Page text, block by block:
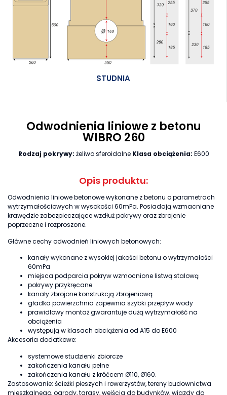
STUDNIA
Odwodnienia liniowe z betonu
WIBRO 260
Rodzaj pokrywy: żeliwo sferoidalne Klasa obciążenia: E600
Opis produktu:
Odwodnienia liniowe betonowe wykonane z betonu o parametrach
wytrzymałościowych w wysokości 60mPa. Posiadają wzmacniane
krawędzie zabezpieczające wzdłuż pokrywy oraz zbrojenie
poprzeczne i rozproszone.
Główne cechy odwodnień liniowych betonowych:
kanały wykonane z wysokiej jakości betonu o wytrzymałości
60mPa
miejsca podparcia pokryw wzmocnione listwą stalową
pokrywy przykręcane
kanały zbrojone konstrukcją zbrojeniową
gładka powierzchnia zapewnia szybki przepływ wody
prawidłowy montaż gwarantuje dużą wytrzymałość na
obciążenia
występują w klasach obciążenia od A15 do E600
Akcesoria dodatkowe:
systemowe studzienki zbiorcze
zakończenia kanału pełne
zakończenia kanału z króćcem Ø110, Ø160.
Zastosowanie: ścieżki pieszych i rowerzystów, tereny budownictwa
mieszkalnego, ogrody, tarasy, wejścia do budynków, wjazdy do